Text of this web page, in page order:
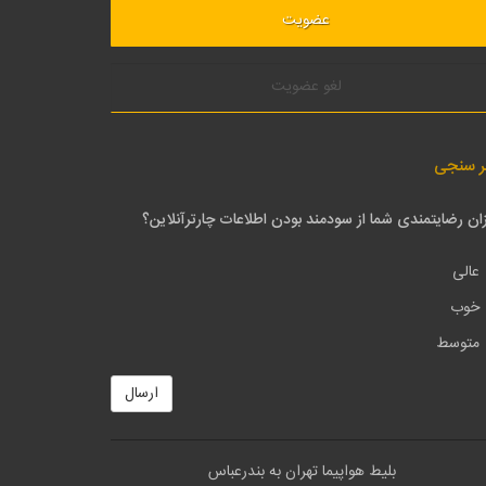
لغو عضویت
سنجی
رضایتمندی شما از سودمند بودن اطلاعات چارترآنلاین؟
عالی
خوب
متوسط
ارسال
بلیط هواپیما تهران به بندرعباس